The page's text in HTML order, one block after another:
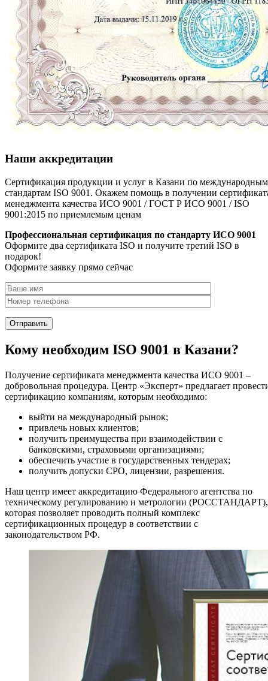
Наши аккредитации
Сертификация продукции и услуг в Казани по международным
стандартам ISO 9001. Окажем помощь в получении
менеджмента качества ИСО 9001 / ГОСТ Р ИСО 9001 / ISO
9001:2015 по приемлемым ценам
Профессиональная сертификация по стандарту ИСО 9001
Оформите два сертификата ISO и получите третий ISO в
подарок!
Оформите заявку прямо сейчас
Кому необходим ISO 9001 в Казани?
Получение сертификата менеджмента качества ИСО 9001 –
добровольная процедура. Центр «Эксперт» предлагает
сертификацию компаниям, которым необходимо:
выйти на международный рынок;
привлечь новых клиентов;
получить преимущества при взаимодействии с
банковскими, страховыми организациями;
обеспечить участие в государственных тендерах;
получить допуски СРО, лицензии, разрешения.
Наш центр имеет аккредитацию Федерального агентства по
техническому регулированию и метрологии (РОССТАНДАРТ),
которая позволяет проводить полный комплекс
сертификационных процедур в соответствии с
законодательством РФ.